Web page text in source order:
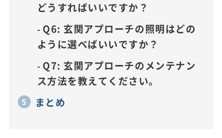
どうすればいいですか？
Q6: 玄関アプローチの照明はどの
ように選べばいいですか？
Q7: 玄関アプローチのメンテナン
ス方法を教えてください。
まとめ